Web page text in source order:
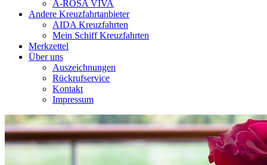
A-ROSA VIVA
Andere Kreuzfahrtanbieter
AIDA Kreuzfahrten
Mein Schiff Kreuzfahrten
Merkzettel
Über uns
Auszeichnungen
Rückrufservice
Kontakt
Impressum